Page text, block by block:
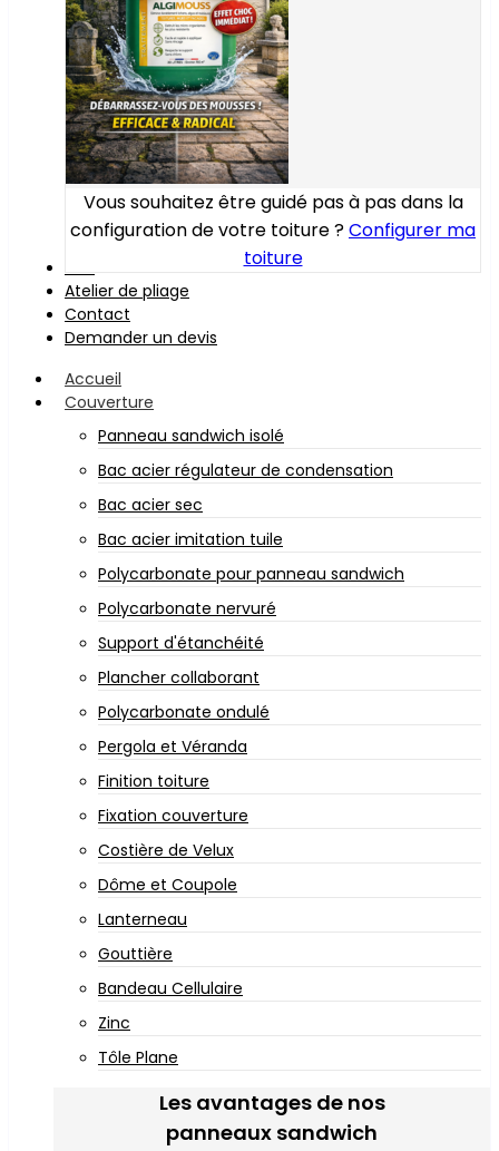
Vous souhaitez être guidé pas à pas dans la
configuration de votre toiture ?Configurer ma
toiture
Atelier de pliage
Contact
Demander un devis
Accueil
Couverture
Panneau sandwich isolé
Bac acier régulateur de condensation
Bac acier sec
Bac acier imitation tuile
Polycarbonate pour panneau sandwich
Polycarbonate nervuré
Support d'étanchéité
Plancher collaborant
Polycarbonate ondulé
Pergola et Véranda
Finition toiture
Fixation couverture
Costière de Velux
Dôme et Coupole
Lanterneau
Gouttière
Bandeau Cellulaire
Zinc
Tôle Plane
Les avantages de nos
panneaux sandwich